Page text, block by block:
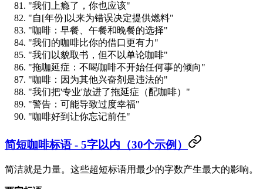
"我们上瘾了，你也应该"
"自[年份]以来为错误决定提供燃料"
"咖啡：早餐、午餐和晚餐的选择"
"我们的咖啡比你的借口更有力"
"我们以貌取书，但不以单论咖啡"
"拖咖延症：不喝咖啡不开始任何事的倾向"
"咖啡：因为其他兴奋剂是违法的"
"我们把'专业'放进了拖延症（配咖啡）"
"警告：可能导致过度幸福"
"咖啡好到让你忘记前任"
简短咖啡标语 - 5字以内（30个示例）
简洁就是力量。这些超短标语用最少的字数产生最大的影响。